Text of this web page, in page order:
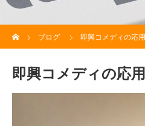
ブログ
即興コメディの応用
即興コメディの応用